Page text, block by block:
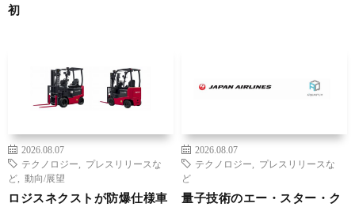
初
2026.08.07
テクノロジー
プレスリリースな
ど
動向/展望
ロジスネクストが防爆仕様車
2026.08.07
テクノロジー
プレスリリースな
ど
量子技術のエー・スター・ク